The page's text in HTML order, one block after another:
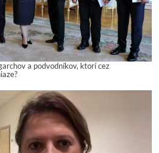
a podvodníkov, ktorí cez